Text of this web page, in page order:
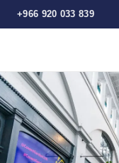
+966 920 033 839